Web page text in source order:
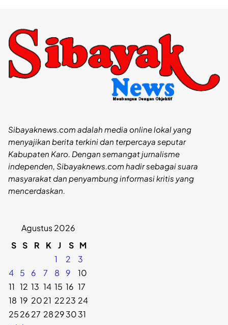
Sibayaknews.com adalah media online lokal yang
menyajikan berita terkini dan terpercaya seputar
Kabupaten Karo. Dengan semangat jurnalisme
independen, Sibayaknews.com hadir sebagai suara
masyarakat dan penyambung informasi kritis yang
mencerdaskan.
Agustus 2026
S S R K J S M
1
2
3
4
5 6 7 8 9
10
11 12 13 14 15 16 17
18 19 2021 2223 24
252627 28293031